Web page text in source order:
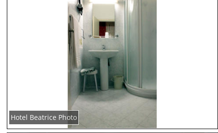
Hotel Beatrice Photo